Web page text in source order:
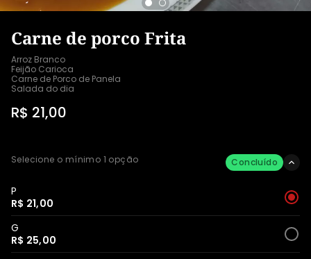
Carne de porco Frita
Arroz Branco
Feijão Carioca
Carne de Porco de Panela
Salada do dia
R$ 21,00
Selecione o mínimo 1 opção Concluído
P
R$ 21,00
G
R$ 25,00